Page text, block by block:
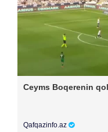
Ceyms Boqerenin
Qafqazinfo.az